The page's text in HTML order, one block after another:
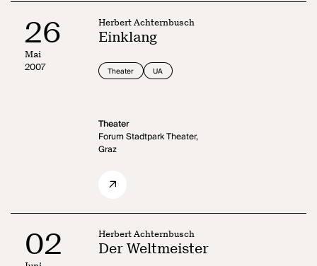
26
Mai
2007
Herbert Achternbusch
Einklang
Theater UA
Theater
Forum Stadtpark Theater,
Graz
02 Herbert Achternbusch
Der Weltmeister